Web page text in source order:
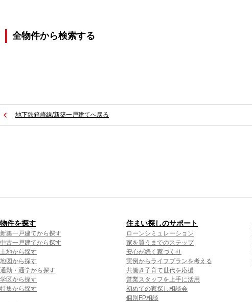
全物件から検索する
地下鉄箱崎線/新築一戸建てへ戻る
物件を探す
新築一戸建てから探す
中古一戸建てから探す
土地から探す
地図から探す
通勤・通学から探す
学区から探す
特集から探す
住まい探しのサポート
ローンシミュレーション
家を買うまでのステップ
安心が続く家づくり
実例からライフプランを考える
共働き子育て世代を応援
営業スタッフを上手に活用
初めての家探し相談会
個別FP相談